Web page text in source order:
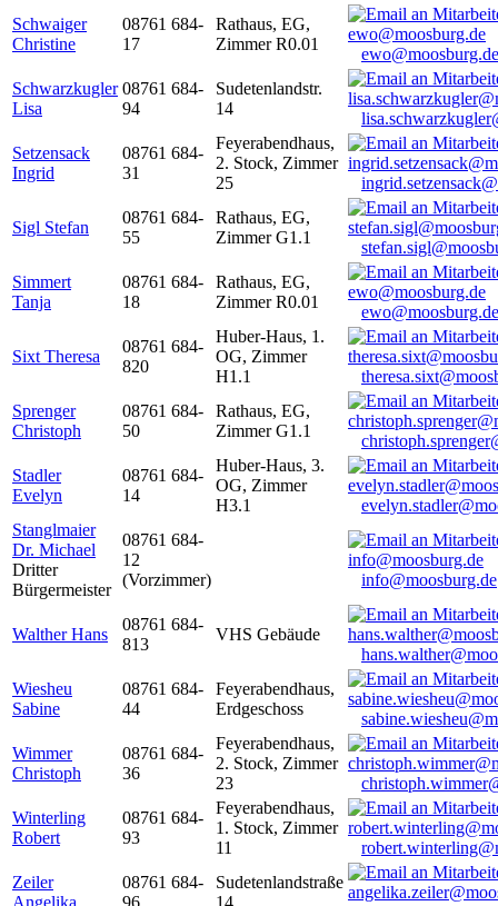
Schwaiger
Christine
08761 684-
17
Rathaus, EG,
Zimmer R0.01
ewo@moosburg.de
Schwarzkugler
Lisa
08761 684-
94
Sudetenlandstr.
14
Setzensack
Ingrid
08761 684-
31
Feyerabendhaus,
2. Stock, Zimmer
25
Sigl Stefan
08761 684-
55
Rathaus, EG,
Zimmer G1.1
Simmert
Tanja
08761 684-
18
Rathaus, EG,
Zimmer R0.01
ewo@moosburg.de
Sixt Theresa
08761 684-
820
Huber-Haus, 1.
OG, Zimmer
H1.1
Sprenger
Christoph
08761 684-
50
Rathaus, EG,
Zimmer G1.1
Stadler
Evelyn
08761 684-
14
Huber-Haus, 3.
OG, Zimmer
H3.1
Stanglmaier
Dr. Michael
Dritter
Bürgermeister
08761 684-
12
(Vorzimmer)
info@moosburg.de
Walther Hans
08761 684-
813
VHS Gebäude
Wiesheu
Sabine
08761 684-
44
Feyerabendhaus,
Erdgeschoss
Wimmer
Christoph
08761 684-
36
Feyerabendhaus,
2. Stock, Zimmer
23
Winterling
Robert
08761 684-
93
Feyerabendhaus,
1. Stock, Zimmer
11
Zeiler
Angelika
08761 684-
96
Sudetenlandstraße
14